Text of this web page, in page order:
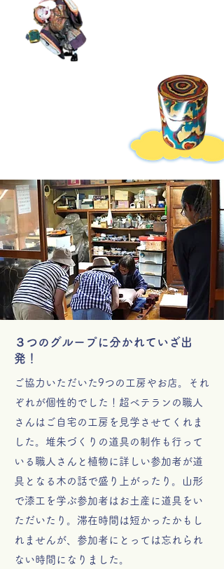
３つのグループに分かれていざ出
発！
ご協力いただいた9つの工房やお店。それ
ぞれが個性的でした！超ベテランの職人
さんはご自宅の工房を見学させてくれま
した。堆朱づくりの道具の制作も行って
いる職人さんと植物に詳しい参加者が道
具となる木の話で盛り上がったり。山形
で漆工を学ぶ参加者はお土産に道具をい
ただいたり。滞在時間は短かったかもし
れませんが、参加者にとっては忘れられ
ない時間になりました。